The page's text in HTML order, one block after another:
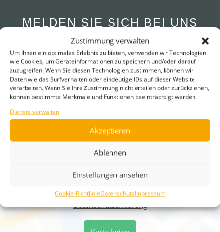
Zustimmung verwalten
Um Ihnen ein optimales Erlebnis zu bieten, verwenden wir Technologien
wie Cookies, um Geräteinformationen zu speichern und/oder darauf
zuzugreifen. Wenn Sie diesen Technologien zustimmen, können wir
Daten wie das Surfverhalten oder eindeutige IDs auf dieser Website
verarbeiten. Wenn Sie Ihre Zustimmung nicht erteilen oder zurückziehen,
können bestimmte Merkmale und Funktionen beeinträchtigt werden.
Dienste verwalten
Akzeptieren
Ablehnen
Einstellungen ansehen
Cookie-RichtlinieDatenschutzImpressum
MELDEN SIE SICH BEI UNS
WIR FREUEN UNS AUF SIE!
Mit dem Laden der Karte akzeptieren Sie die
Datenschutzerklärung von Google Maps.
Datenschutzerklärung